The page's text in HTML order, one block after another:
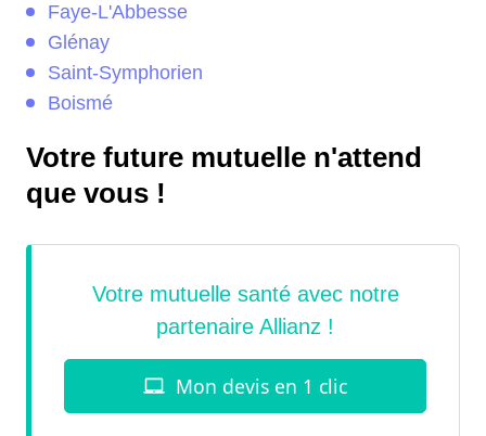
Faye-L'Abbesse
Glénay
Saint-Symphorien
Boismé
Votre future mutuelle n'attend
que vous !